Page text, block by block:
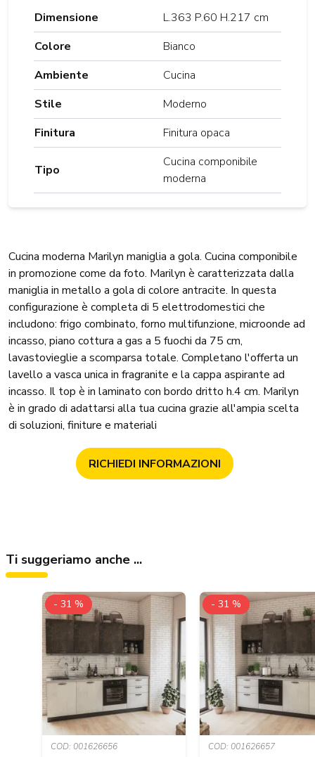
Dimensione
L.363 P.60 H.217 cm
Colore
Bianco
Ambiente
Cucina
Stile
Moderno
Finitura
Finitura opaca
Tipo
Cucina componibile
moderna
Cucina moderna Marilyn maniglia a gola. Cucina componibile
in promozione come da foto. Marilyn è caratterizzata dalla
maniglia in metallo a gola di colore antracite. In questa
configurazione è completa di 5 elettrodomestici che
includono: frigo combinato, forno multifunzione, microonde ad
incasso, piano cottura a gas a 5 fuochi da 75 cm,
lavastovieglie a scomparsa totale. Completano l'offerta un
lavello a vasca unica in fragranite e la cappa aspirante ad
incasso. Il top è in laminato con bordo dritto h.4 cm. Marilyn
è in grado di adattarsi alla tua cucina grazie all'ampia scelta
di soluzioni, finiture e materiali
RICHIEDI INFORMAZIONI
Ti suggeriamo anche ...
COD: 001626656
- 31 %
COD: 001626657
- 31 %